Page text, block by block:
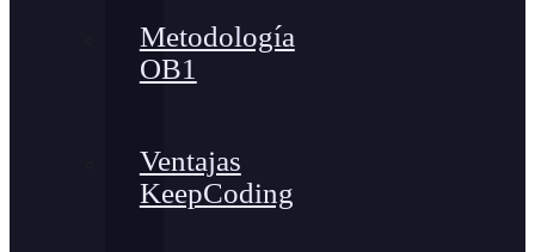
Metodología
OB1
Ventajas
KeepCoding